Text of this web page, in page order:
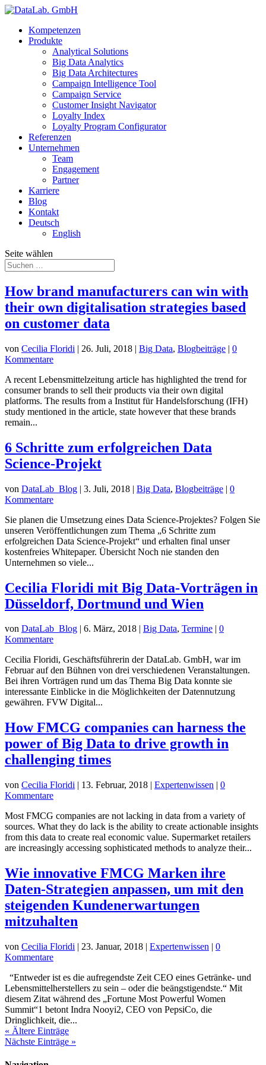
Kompetenzen
Produkte
Analytical Solutions
Big Data Analytics
Big Data Architectures
Campaign Intelligence Tool
Campaign Service
Customer Insight Navigator
Loyalty Index
Loyalty Program Configurator
Referenzen
Unternehmen
Team
Engagement
Partner
Karriere
Blog
Kontakt
Deutsch
English
Seite wählen
How brand manufacturers can win with
their own digitalisation strategies based
on customer data
von Cecilia Floridi | 26. Juli, 2018 | Big Data, Blogbeiträge | 0
Kommentare
A recent Lebensmittelzeitung article has highlighted the trend for
consumer brands to sell their products via their own digital
platforms. The results from a Institut für Handelsforschung (IFH)
study mentioned in the article, state however that these brands
remain...
6 Schritte zum erfolgreichen Data
Science-Projekt
von DataLab_Blog | 3. Juli, 2018 | Big Data, Blogbeiträge | 0
Kommentare
Sie planen die Umsetzung eines Data Science-Projektes? Folgen Sie
unseren Veröffentlichungen zum Thema „6 Schritte zum
erfolgreichen Data Science-Projekt“ und erhalten final unser
kostenfreies Whitepaper. Übersicht Noch nie standen den
Unternehmen so viele...
Cecilia Floridi mit Big Data-Vorträgen in
Düsseldorf, Dortmund und Wien
von DataLab_Blog | 6. März, 2018 | Big Data, Termine | 0
Kommentare
Cecilia Floridi, Geschäftsführerin der DataLab. GmbH, war im
Februar auf den Bühnen von drei verschiedenen Veranstaltungen.
Bei ihren Vorträgen rund um das Thema Big Data konnte sie
interessante Einblicke in die Möglichkeiten der Datennutzung
gewähren. FVW Digital...
How FMCG companies can harness the
power of Big Data to drive growth in
challenging times
von Cecilia Floridi | 13. Februar, 2018 | Expertenwissen | 0
Kommentare
Most FMCG companies are not lacking in data from a variety of
sources. What they do lack is the ability to create actionable insights
from this data to create real economic value. Supermarket retailers
are increasingly accessing sophisticated methods to analyze their...
Wie innovative FMCG Marken ihre
Daten-Strategien anpassen, um mit den
steigenden Kundenerwartungen
mitzuhalten
von Cecilia Floridi | 23. Januar, 2018 | Expertenwissen | 0
Kommentare
“Entweder ist es die aufregendste Zeit CEO eines Getränke- und
Lebensmittelherstellers zu sein – oder die beängstigendste.“ Mit
diesem Zitat während des „Fortune Most Powerful Women
Summit“1 betont Indra Nooyi2, CEO von PepsiCo, die
Dringlichkeit, die...
« Ältere Einträge
Nächste Einträge »